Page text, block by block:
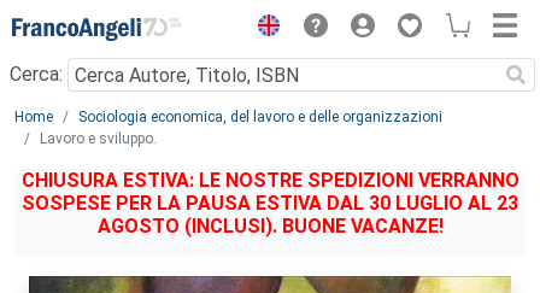
Menu
Cerca:
Main content
Home
Sociologia economica, del lavoro e delle organizzazioni
Lavoro e sviluppo.
CHIUSURA ESTIVA: LE NOSTRE SPEDIZIONI VERRANNO
SOSPESE PER LA PAUSA ESTIVA DAL 30 LUGLIO AL 23
AGOSTO (INCLUSI). BUONE VACANZE!